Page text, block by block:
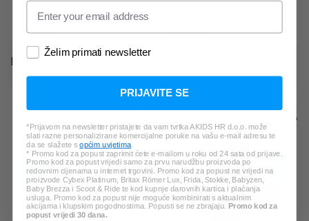
33,99 € 24,79 €
PROVJERITE I DRUGE PROIZVODE:
Želim primati newsletter
PRIJAVITE SE
*Prijavom na newsletter pristajete da vam tvrtka AKIDS HR d.o.o. može
slati razne personalizirane komercijalne poruke na vašu e-mail adresu te
da se slažete sopćim uvjetima.
* Promo kod za popust zaprimit ćete e-mailom u roku od 24 sata od prijave.
Promo kod za popust vrijedi samo za prvu narudžbu proizvoda po
redovnim cijenama u internet trgovini. Promo kod za popust ne vrijedi na
proizvode Cybex Platinum, Britax Römer Lux, Frida, Stokke, Babyzen,
Baby Brezza i Scoot & Ride te kod kupnje darovnih kartica i plaćanja
usluga. Promo kod za popust nije moguće kombinirati s aktualnim
akcijama i klupskim pogodnostima. Popusti se ne zbrajaju. Promo kod za
popust vrijedi 30 dana.